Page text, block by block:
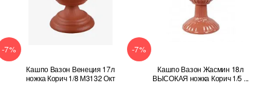
-7%
Кашпо Вазон Венеция 17л
ножка Корич 1/8 М3132 Окт
-7%
Кашпо Вазон Жасмин 18л
ВЫСОКАЯ ножка Корич 1/5 ...